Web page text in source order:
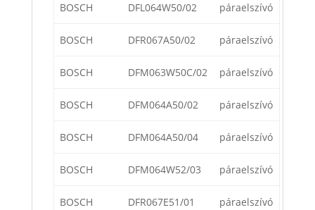
BOSCH DFL064W50/02 páraelszívó
BOSCH DFR067A50/02 páraelszívó
BOSCH DFM063W50C/02 páraelszívó
BOSCH DFM064A50/02 páraelszívó
BOSCH DFM064A50/04 páraelszívó
BOSCH DFM064W52/03 páraelszívó
BOSCH DFR067E51/01 páraelszívó